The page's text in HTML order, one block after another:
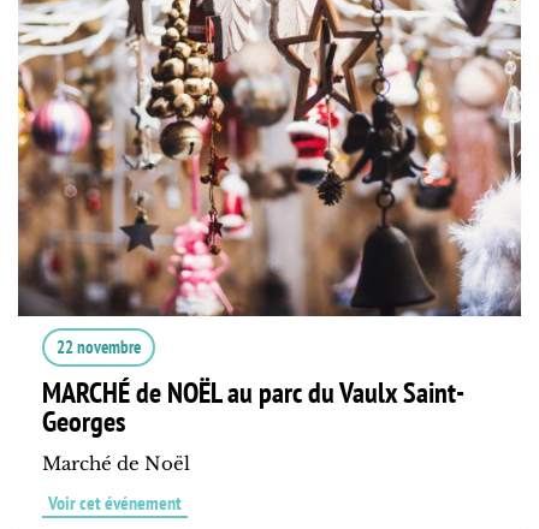
22 novembre
MARCHÉ de NOËL au parc du Vaulx Saint-
Georges
Marché de Noël
Voir cet événement